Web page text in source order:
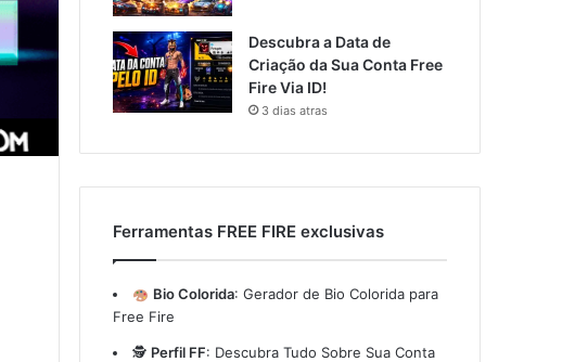
Descubra a Data de
Criação da Sua Conta Free
Fire Via ID!
3 dias atras
Ferramentas FREE FIRE exclusivas
Bio Colorida: Gerador de Bio Colorida para
Free Fire
🕵️ Perfil FF: Descubra Tudo Sobre Sua Conta